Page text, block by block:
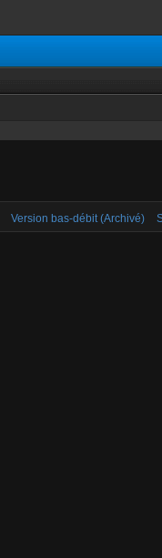
Version bas-débit (Archivé)